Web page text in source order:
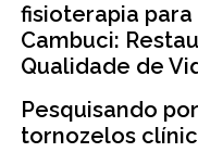
fisioterapia
Cambuci:
Qualidade de
Pesquisando
tornozelos